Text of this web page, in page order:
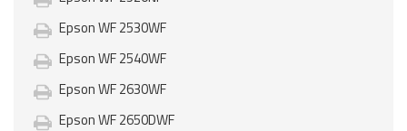
Epson WF 2530WF
Epson WF 2540WF
Epson WF 2630WF
Epson WF 2650DWF